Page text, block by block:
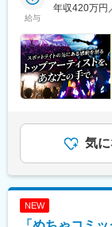
給与
年収420万円
気
NEW